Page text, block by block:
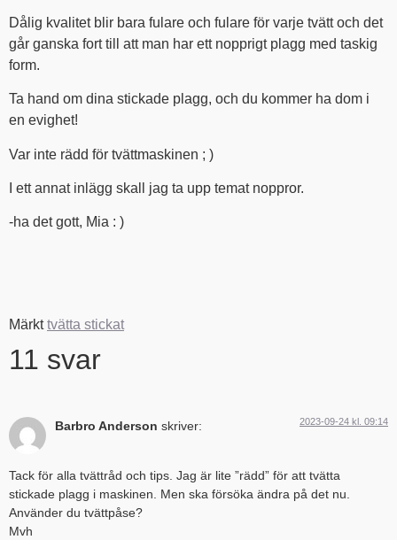
Dålig kvalitet blir bara fulare och fulare för varje tvätt och det
går ganska fort till att man har ett nopprigt plagg med taskig
form.
Ta hand om dina stickade plagg, och du kommer ha dom i
en evighet!
Var inte rädd för tvättmaskinen ; )
I ett annat inlägg skall jag ta upp temat noppror.
-ha det gott, Mia : )
Märkttvätta stickat
11 svar
Barbro Anderson skriver: 2023-09-24 kl. 09:14
Tack för alla tvättråd och tips. Jag är lite ”rädd” för att tvätta
stickade plagg i maskinen. Men ska försöka ändra på det nu.
Använder du tvättpåse?
Mvh